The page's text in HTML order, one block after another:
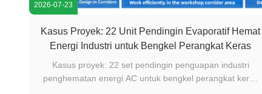
2026-07-23
Kasus Proyek: 22 Unit Pendingin Evaporatif Hemat
Energi Industri untuk Bengkel Perangkat Keras
Kasus proyek: 22 set pendingin penguapan industri
penghematan energi AC untuk bengkel perangkat keras